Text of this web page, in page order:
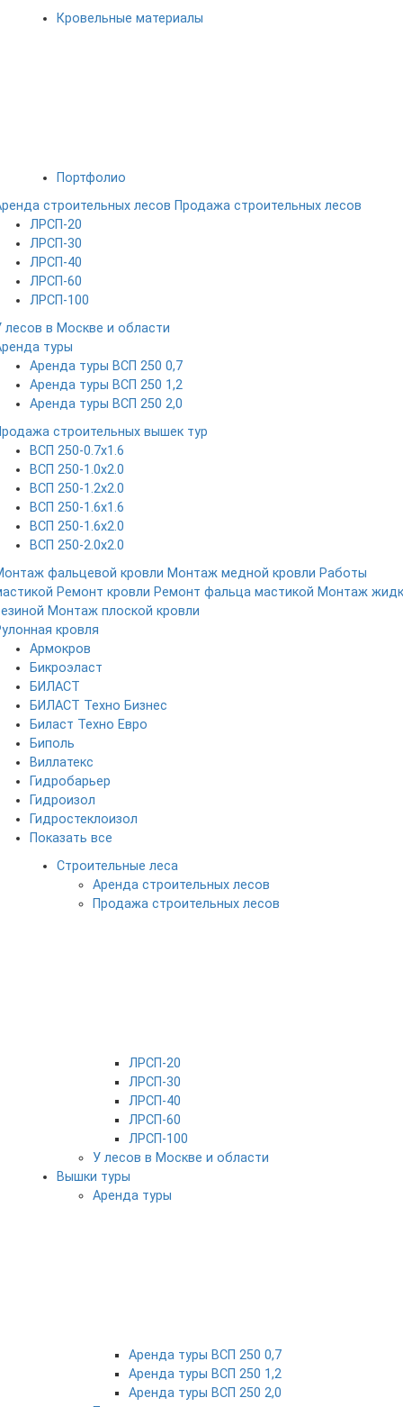
Кровельные материалы
Портфолио
строительных лесов Продажа строительных лесов
ЛРСП-20
ЛРСП-30
ЛРСП-40
ЛРСП-60
ЛРСП-100
лесов в Москве и области
туры
Аренда туры ВСП 250 0,7
Аренда туры ВСП 250 1,2
Аренда туры ВСП 250 2,0
строительных вышек тур
ВСП 250-0.7x1.6
ВСП 250-1.0x2.0
ВСП 250-1.2x2.0
ВСП 250-1.6x1.6
ВСП 250-1.6х2.0
ВСП 250-2.0x2.0
фальцевой кровли Монтаж медной кровли Работы
Ремонт кровли Ремонт фальца мастикой Монтаж
Монтаж плоской кровли
кровля
Армокров
Бикроэласт
БИЛАСТ
БИЛАСТ Техно Бизнес
Биласт Техно Евро
Биполь
Виллатекс
Гидробарьер
Гидроизол
Гидростеклоизол
Показать все
Строительные леса
Аренда строительных лесов
Продажа строительных лесов
ЛРСП-20
ЛРСП-30
ЛРСП-40
ЛРСП-60
ЛРСП-100
У лесов в Москве и области
Вышки туры
Аренда туры
Аренда туры ВСП 250 0,7
Аренда туры ВСП 250 1,2
Аренда туры ВСП 250 2,0